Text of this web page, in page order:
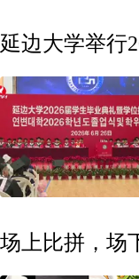
延边大学举行
场上比拼，场